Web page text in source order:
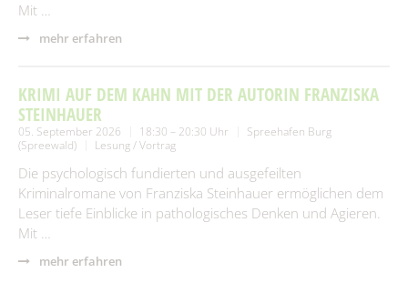
Mit …
mehr erfahren
KRIMI AUF DEM KAHN MIT DER AUTORIN FRANZISKA
STEINHAUER
05. September 2026 18:30 – 20:30 Uhr
Spreehafen Burg
(Spreewald)
Lesung / Vortrag
Die psychologisch fundierten und ausgefeilten
Kriminalromane von Franziska Steinhauer ermöglichen dem
Leser tiefe Einblicke in pathologisches Denken und Agieren.
Mit …
mehr erfahren